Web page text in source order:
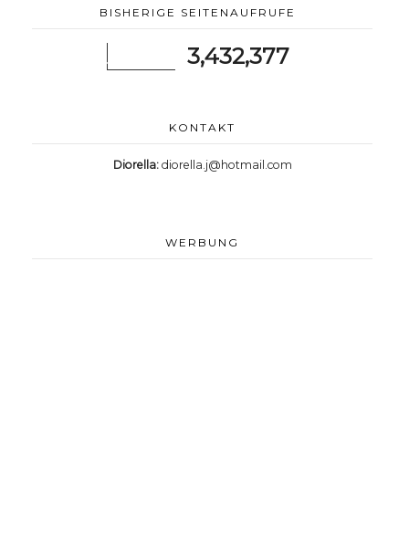
BISHERIGE SEITENAUFRUFE
3,432,377
KONTAKT
Diorella: diorella.j@hotmail.com
WERBUNG